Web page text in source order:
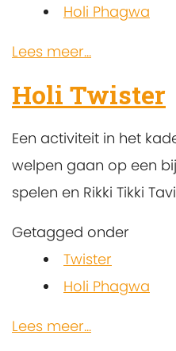
Holi Phagwa
Lees meer...
Holi Twister
Een activiteit in het
welpen gaan op een
spelen en Rikki Tikki
Getagged onder
Twister
Holi Phagwa
Lees meer...